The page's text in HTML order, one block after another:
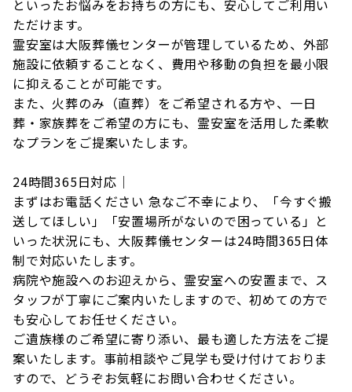
といったお悩みをお持ちの方にも、安心してご利用い
ただけます。
霊安室は大阪葬儀センターが管理しているため、外部
施設に依頼することなく、費用や移動の負担を最小限
に抑えることが可能です。
また、火葬のみ（直葬）をご希望される方や、一日
葬・家族葬をご希望の方にも、霊安室を活用した柔軟
なプランをご提案いたします。
24時間365日対応｜
まずはお電話ください 急なご不幸により、「今すぐ搬
送してほしい」「安置場所がないので困っている」と
いった状況にも、大阪葬儀センターは24時間365日体
制で対応いたします。
病院や施設へのお迎えから、霊安室への安置まで、ス
タッフが丁寧にご案内いたしますので、初めての方で
も安心してお任せください。
ご遺族様のご希望に寄り添い、最も適した方法をご提
案いたします。事前相談やご見学も受け付けておりま
すので、どうぞお気軽にお問い合わせください。